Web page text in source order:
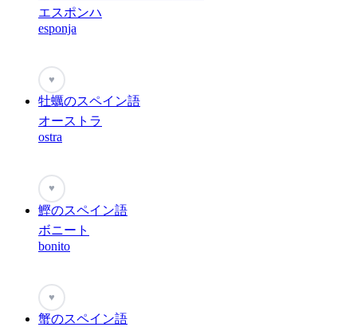
エスポンハ
esponja
♥
牡蠣のスペイン語
オーストラ
ostra
♥
鰹のスペイン語
ボニート
bonito
♥
蟹のスペイン語